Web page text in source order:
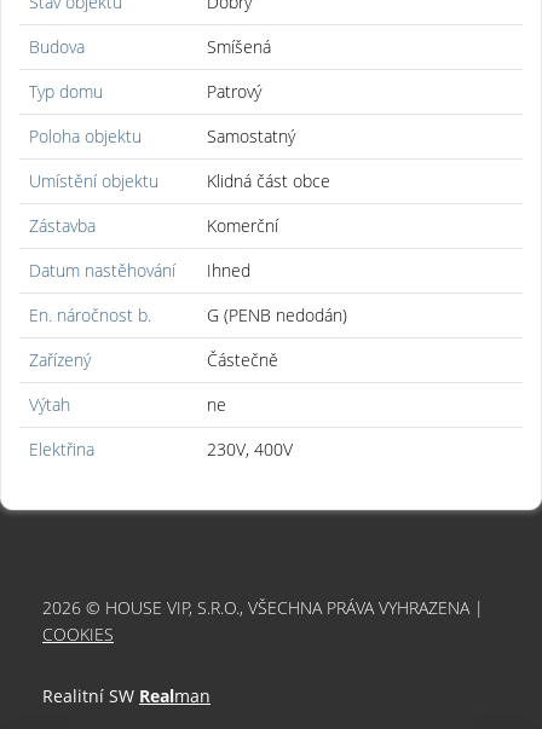
Budova
Smíšená
Typ domu
Patrový
Poloha objektu
Samostatný
Umístění objektu
Klidná část obce
Zástavba
Komerční
Datum nastěhování
Ihned
En. náročnost b.
G (PENB nedodán)
Zařízený
Částečně
Výtah
ne
Elektřina
230V, 400V
2026 © HOUSE VIP, S.R.O., VŠECHNA PRÁVA VYHRAZENA |
COOKIES
Realitní SW Realman